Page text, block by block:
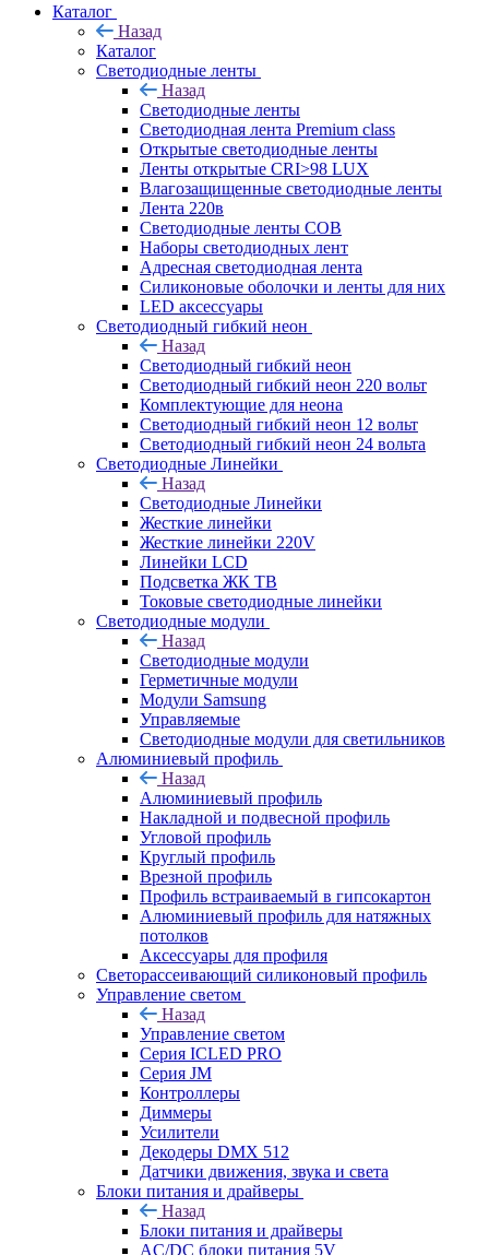
Каталог
Назад
Каталог
Светодиодные ленты
Назад
Светодиодные ленты
Светодиодная лента Premium class
Открытые светодиодные ленты
Ленты открытые CRI>98 LUX
Влагозащищенные светодиодные ленты
Лента 220в
Светодиодные ленты COB
Наборы светодиодных лент
Адресная светодиодная лента
Силиконовые оболочки и ленты для них
LED аксессуары
Светодиодный гибкий неон
Назад
Светодиодный гибкий неон
Светодиодный гибкий неон 220 вольт
Комплектующие для неона
Светодиодный гибкий неон 12 вольт
Светодиодный гибкий неон 24 вольта
Светодиодные Линейки
Назад
Светодиодные Линейки
Жесткие линейки
Жесткие линейки 220V
Линейки LCD
Подсветка ЖК ТВ
Токовые светодиодные линейки
Светодиодные модули
Назад
Светодиодные модули
Герметичные модули
Модули Samsung
Управляемые
Светодиодные модули для светильников
Алюминиевый профиль
Назад
Алюминиевый профиль
Накладной и подвесной профиль
Угловой профиль
Круглый профиль
Врезной профиль
Профиль встраиваемый в гипсокартон
Алюминиевый профиль для натяжных
потолков
Аксессуары для профиля
Светорассеивающий силиконовый профиль
Управление светом
Назад
Управление светом
Серия ICLED PRO
Серия JM
Контроллеры
Диммеры
Усилители
Декодеры DMX 512
Датчики движения, звука и света
Блоки питания и драйверы
Назад
Блоки питания и драйверы
AC/DC блоки питания 5V